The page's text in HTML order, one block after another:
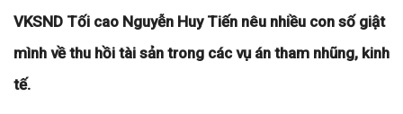
VKSND Tối cao Nguyễn Huy Tiến nêu nhiều con số giật
mình về thu hồi tài sản trong các vụ án tham nhũng, kinh
tế.